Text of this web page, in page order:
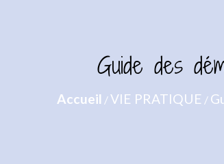
Guide des
Accueil /VIE PRATIQUE /